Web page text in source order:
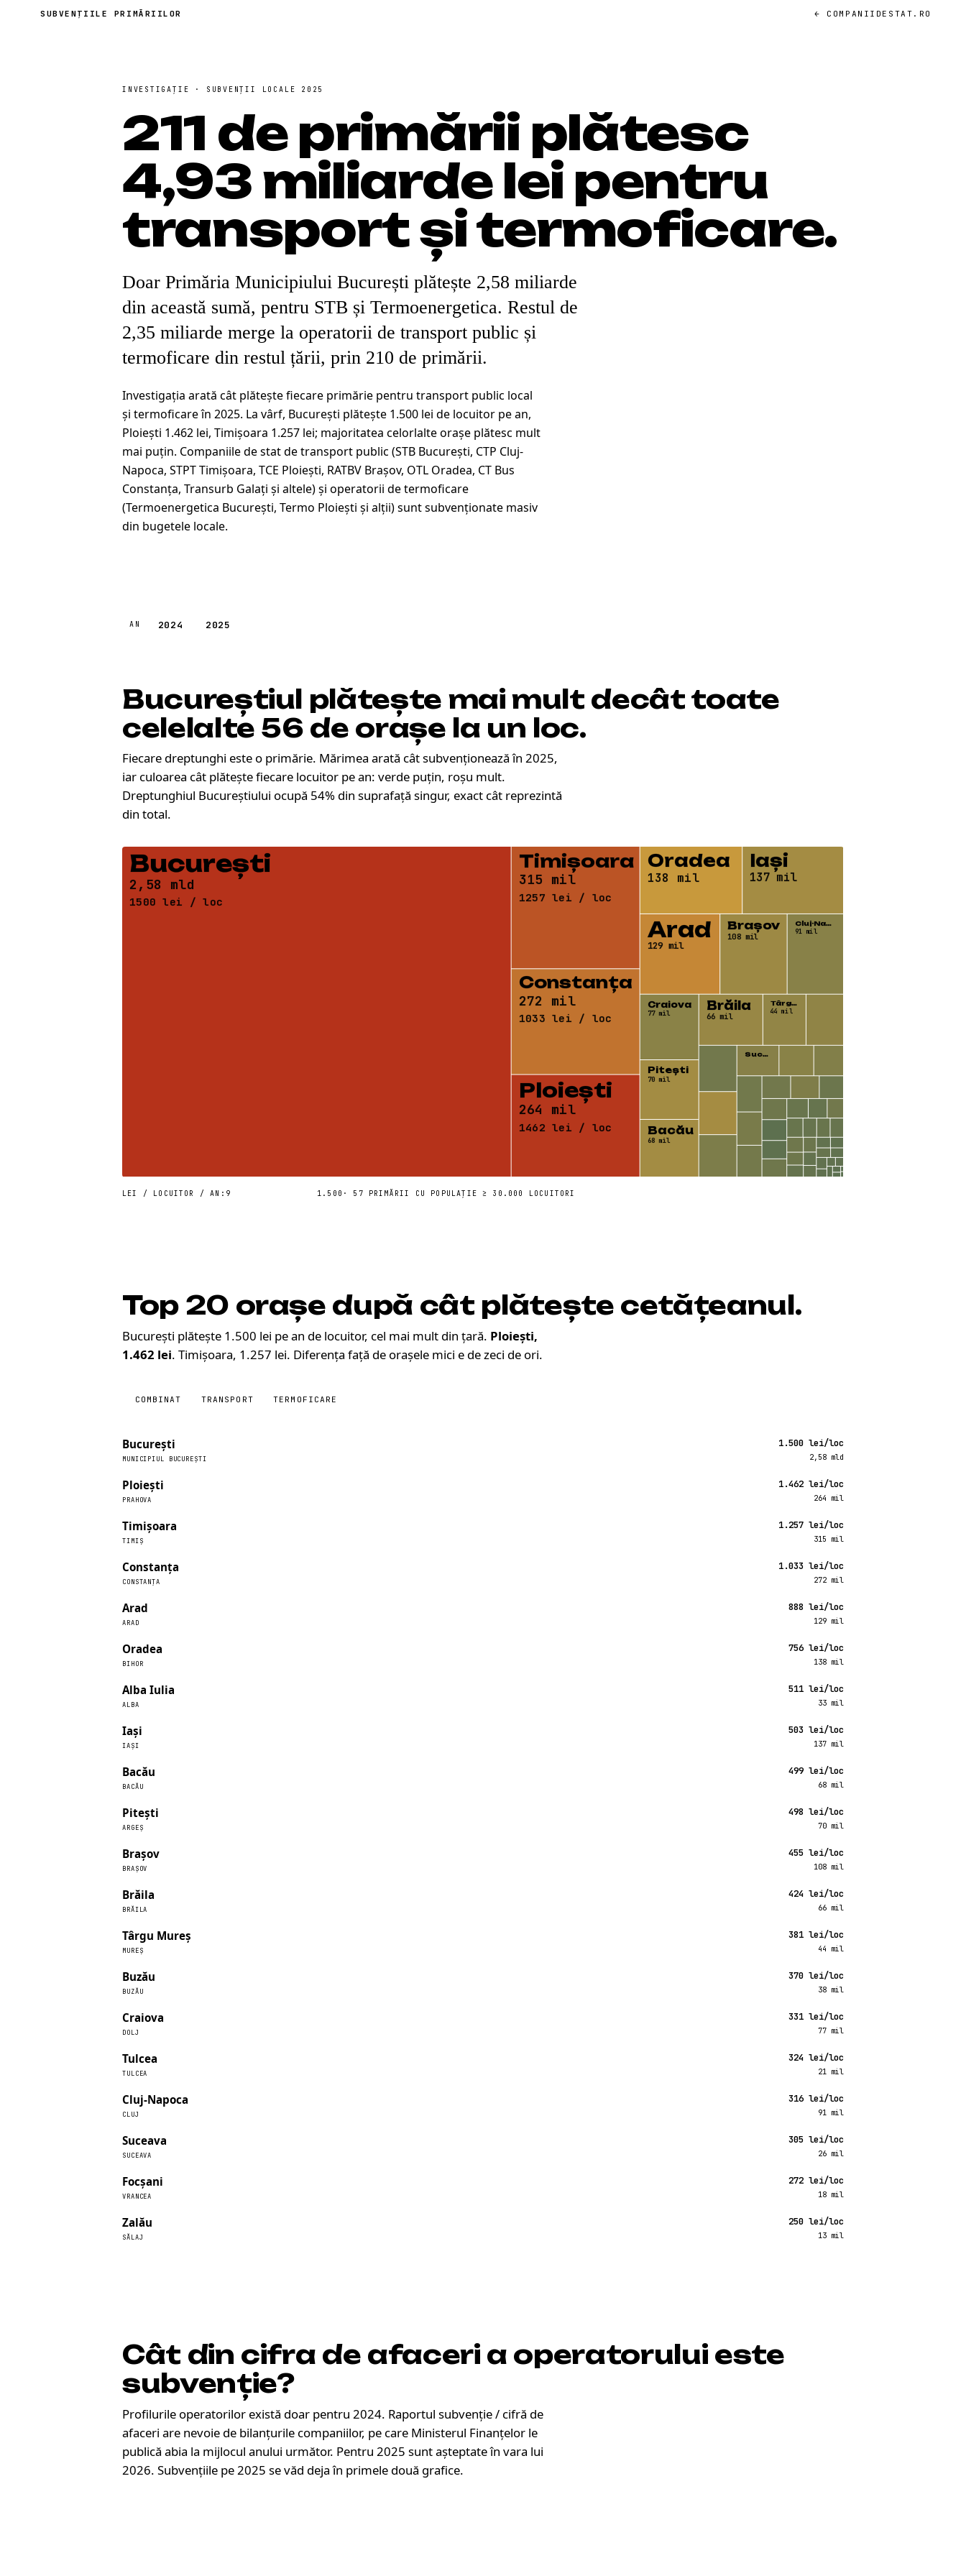
SUBVENȚIILE PRIMĂRIILOR ← COMPANIIDESTAT.RO
INVESTIGAȚIE · SUBVENȚII LOCALE 2025
211 de primării plătesc
4,93 miliarde lei pentru
transport și termoficare.
Doar Primăria Municipiului București plătește 2,58 miliarde
din această sumă, pentru STB și Termoenergetica. Restul de
2,35 miliarde merge la operatorii de transport public și
termoficare din restul țării, prin 210 de primării.
Investigația arată cât plătește fiecare primărie pentru transport public local
și termoficare în 2025. La vârf, București plătește 1.500 lei de locuitor pe an,
Ploiești 1.462 lei, Timișoara 1.257 lei; majoritatea celorlalte orașe plătesc mult
mai puțin. Companiile de stat de transport public (STB București, CTP Cluj-
Napoca, STPT Timișoara, TCE Ploiești, RATBV Brașov, OTL Oradea, CT Bus
Constanța, Transurb Galați și altele) și operatorii de termoficare
(Termoenergetica București, Termo Ploiești și alții) sunt subvenționate masiv
din bugetele locale.
AN 2024 2025
Bucureștiul plătește mai mult decât toate
celelalte 56 de orașe la un loc.
Fiecare dreptunghi este o primărie. Mărimea arată cât subvenționează în 2025,
iar culoarea cât plătește fiecare locuitor pe an: verde puțin, roșu mult.
Dreptunghiul Bucureștiului ocupă 54% din suprafață singur, exact cât reprezintă
din total.
București
2,58 mld
1500 lei / loc
Timișoara
315 mil
1257 lei / loc
Constanța
272 mil
1033 lei / loc
Ploiești
264 mil
1462 lei / loc
Oradea
138 mil
Iași
137 mil
Arad
129 mil
Brașov
108 mil
Cluj-Na…
91 mil
Craiova
77 mil
Pitești
70 mil
Bacău
68 mil
Brăila
66 mil
Târg…
44 mil
Suc…
LEI / LOCUITOR / AN: 9 1.500 · 57 PRIMĂRII CU POPULAȚIE ≥ 30.000 LOCUITORI
Top 20 orașe după cât plătește cetățeanul.
București plătește 1.500 lei pe an de locuitor, cel mai mult din țară. Ploiești,
1.462 lei. Timișoara, 1.257 lei. Diferența față de orașele mici e de zeci de ori.
COMBINAT TRANSPORT TERMOFICARE
București
MUNICIPIUL BUCUREȘTI
1.500 lei/loc
2,58 mld
Ploiești
PRAHOVA
1.462 lei/loc
264 mil
Timișoara
TIMIȘ
1.257 lei/loc
315 mil
Constanța
CONSTANȚA
1.033 lei/loc
272 mil
Arad
ARAD
888 lei/loc
129 mil
Oradea
BIHOR
756 lei/loc
138 mil
Alba Iulia
ALBA
511 lei/loc
33 mil
Iași
IAȘI
503 lei/loc
137 mil
Bacău
BACĂU
499 lei/loc
68 mil
Pitești
ARGEȘ
498 lei/loc
70 mil
Brașov
BRAȘOV
455 lei/loc
108 mil
Brăila
BRĂILA
424 lei/loc
66 mil
Târgu Mureș
MUREȘ
381 lei/loc
44 mil
Buzău
BUZĂU
370 lei/loc
38 mil
Craiova
DOLJ
331 lei/loc
77 mil
Tulcea
TULCEA
324 lei/loc
21 mil
Cluj-Napoca
CLUJ
316 lei/loc
91 mil
Suceava
SUCEAVA
305 lei/loc
26 mil
Focșani
VRANCEA
272 lei/loc
18 mil
Zalău
SĂLAJ
250 lei/loc
13 mil
Cât din cifra de afaceri a operatorului este
subvenție?
Profilurile operatorilor există doar pentru 2024. Raportul subvenție / cifră de
afaceri are nevoie de bilanțurile companiilor, pe care Ministerul Finanțelor le
publică abia la mijlocul anului următor. Pentru 2025 sunt așteptate în vara lui
2026. Subvențiile pe 2025 se văd deja în primele două grafice.